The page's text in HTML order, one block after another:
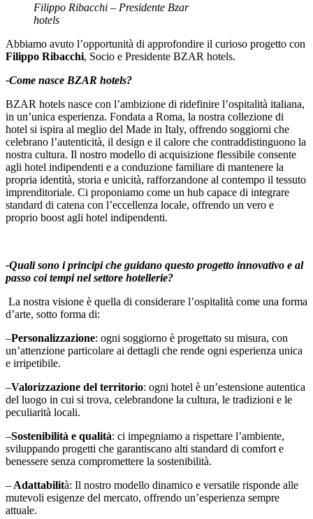
Filippo Ribacchi – Presidente Bzar
hotels
Abbiamo avuto l’opportunità di approfondire il curioso progetto con
Filippo Ribacchi, Socio e Presidente BZAR hotels.
-Come nasce BZAR hotels?
BZAR hotels nasce con l’ambizione di ridefinire l’ospitalità italiana,
in un’unica esperienza. Fondata a Roma, la nostra collezione di
hotel si ispira al meglio del Made in Italy, offrendo soggiorni che
celebrano l’autenticità, il design e il calore che contraddistinguono la
nostra cultura. Il nostro modello di acquisizione flessibile consente
agli hotel indipendenti e a conduzione familiare di mantenere la
propria identità, storia e unicità, rafforzandone al contempo il tessuto
imprenditoriale. Ci proponiamo come un hub capace di integrare
standard di catena con l’eccellenza locale, offrendo un vero e
proprio boost agli hotel indipendenti.
-Quali sono i principi che guidano questo progetto innovativo e al
passo coi tempi nel settore hotellerie?
La nostra visione è quella di considerare l’ospitalità come una forma
d’arte, sotto forma di:
–Personalizzazione: ogni soggiorno è progettato su misura, con
un’attenzione particolare ai dettagli che rende ogni esperienza unica
e irripetibile.
–Valorizzazione del territorio: ogni hotel è un’estensione autentica
del luogo in cui si trova, celebrandone la cultura, le tradizioni e le
peculiarità locali.
–Sostenibilità e qualità: ci impegniamo a rispettare l’ambiente,
sviluppando progetti che garantiscano alti standard di comfort e
benessere senza compromettere la sostenibilità.
– Adattabilità: Il nostro modello dinamico e versatile risponde alle
mutevoli esigenze del mercato, offrendo un’esperienza sempre
attuale.